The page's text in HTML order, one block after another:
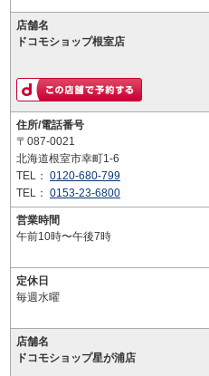
店舗名
ドコモショップ根室店
住所/電話番号
〒087-0021
北海道根室市幸町1-6
TEL： 0120-680-799
TEL： 0153-23-6800
営業時間
午前10時〜午後7時
定休日
毎週水曜
店舗名
ドコモショップ星が浦店